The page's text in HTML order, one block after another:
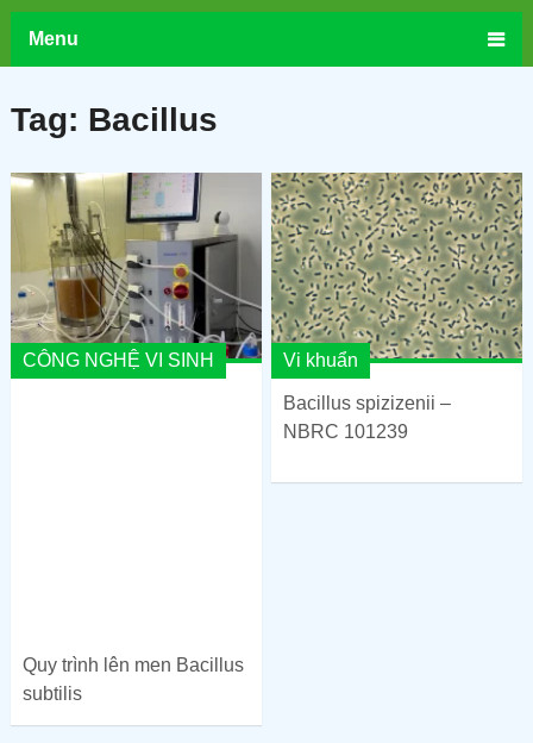
Menu
Tag: Bacillus
CÔNG NGHỆ VI SINH
Quy trình lên men Bacillus
subtilis
Vi khuẩn
Bacillus spizizenii –
NBRC 101239